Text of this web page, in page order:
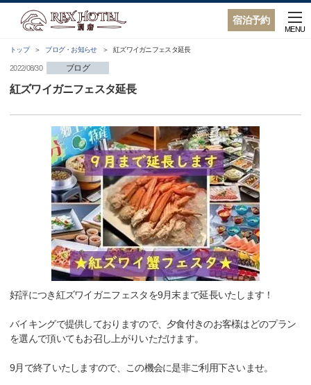
宿泊予約
MENU
トップ ブログ・お知らせ 紅ズワイガニフェスタ延長
2022/08/30 ブログ
紅ズワイガニフェスタ延長
好評につき紅ズワイガニフェスタを9月末まで延長いたします！
バイキングで提供しておりますので、夕食付きのお客様はどのプラン
を選んで頂いてもお召し上がりいただけます。
9月で終了いたしますので、この機会に是非ご利用下さいませ。